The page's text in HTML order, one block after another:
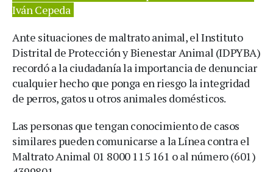
Iván Cepeda
Ante situaciones de maltrato animal, el Instituto
Distrital de Protección y Bienestar Animal (IDPYBA)
recordó a la ciudadanía la importancia de denunciar
cualquier hecho que ponga en riesgo la integridad
de perros, gatos u otros animales domésticos.
Las personas que tengan conocimiento de casos
similares pueden comunicarse a la Línea contra el
Maltrato Animal 01 8000 115 161 o al número (601)